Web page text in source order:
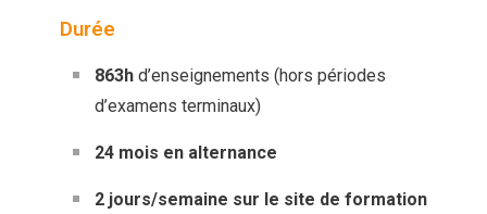
Durée
863h d’enseignements (hors périodes
d’examens terminaux)
24 mois en alternance
2 jours/semaine sur le site de formation